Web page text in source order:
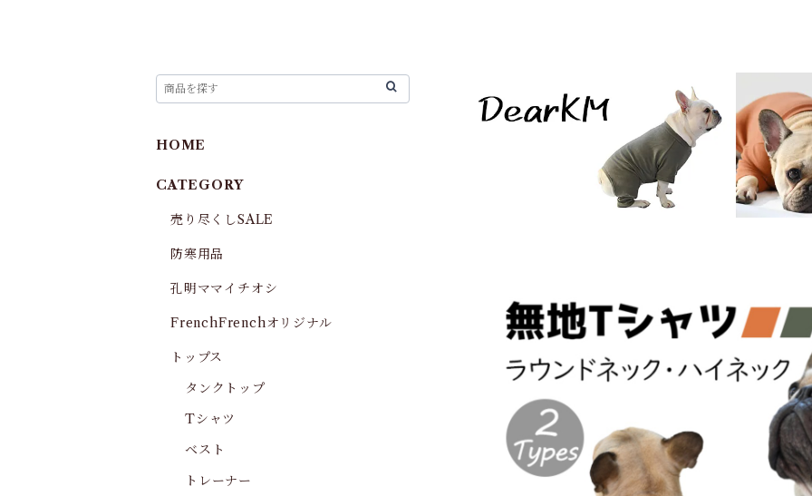
HOME
CATEGORY
売り尽くしSALE
防寒用品
孔明ママイチオシ
FrenchFrenchオリジナル
トップス
タンクトップ
Tシャツ
ベスト
トレーナー